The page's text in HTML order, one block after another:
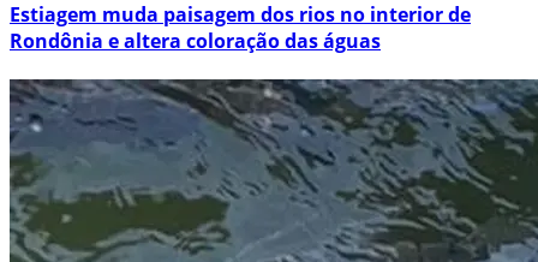
Estiagem muda paisagem dos rios no interior de
Rondônia e altera coloração das águas